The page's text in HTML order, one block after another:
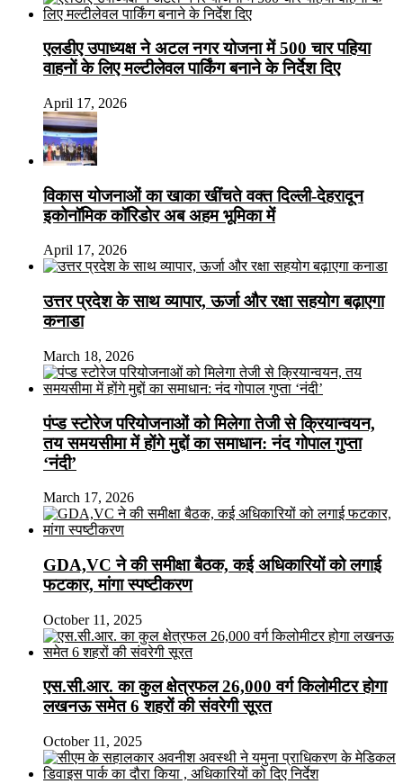
एलडीए उपाध्यक्ष ने अटल नगर योजना में 500 चार पहिया
वाहनों के लिए मल्टीलेवल पार्किंग बनाने के निर्देश दिए
April 17, 2026
विकास योजनाओं का खाका खींचते वक्त दिल्ली-देहरादून
इकोनॉमिक कॉरिडोर अब अहम भूमिका में
April 17, 2026
उत्तर प्रदेश के साथ व्यापार, ऊर्जा और रक्षा सहयोग बढ़ाएगा
कनाडा
March 18, 2026
पंप्ड स्टोरेज परियोजनाओं को मिलेगा तेजी से क्रियान्वयन,
तय समयसीमा में होंगे मुद्दों का समाधान: नंद गोपाल गुप्ता
‘नंदी’
March 17, 2026
GDA,VC ने की समीक्षा बैठक, कई अधिकारियों को लगाई
फटकार, मांगा स्पष्टीकरण
October 11, 2025
एस.सी.आर. का कुल क्षेत्रफल 26,000 वर्ग किलोमीटर होगा
लखनऊ समेत 6 शहरों की संवरेगी सूरत
October 11, 2025